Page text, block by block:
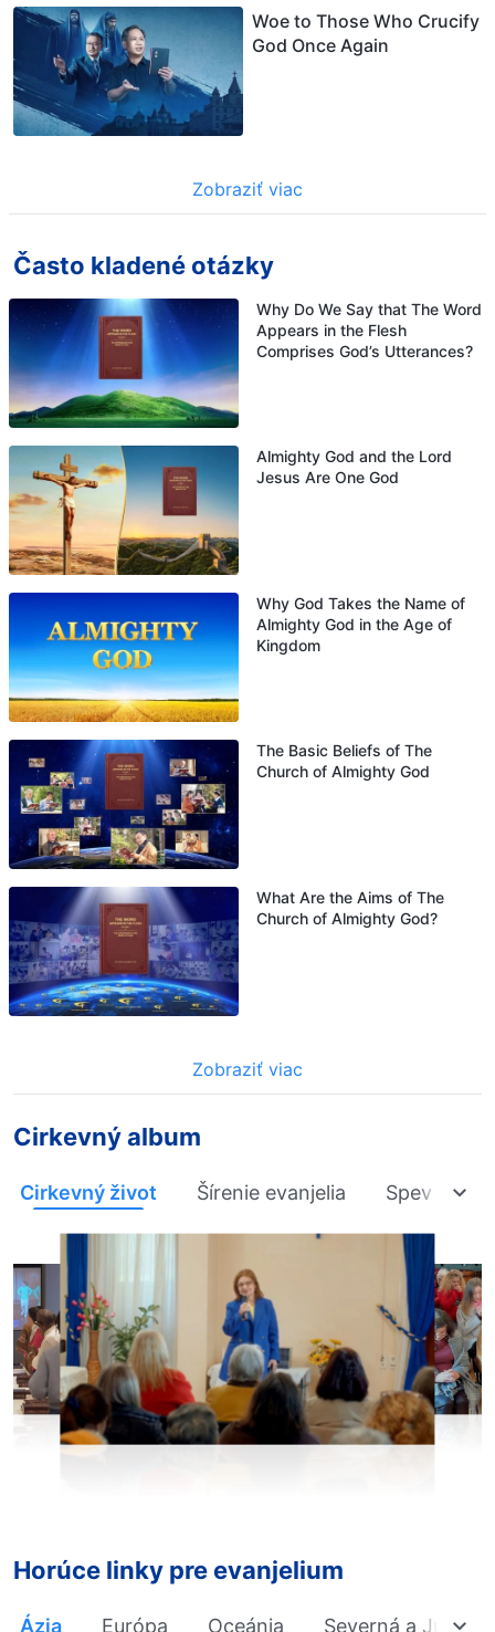
Woe to Those Who Crucify
God Once Again
Zobraziť viac
Často kladené otázky
Why Do We Say that The Word
Appears in the Flesh
Comprises God’s Utterances?
Almighty God and the Lord
Jesus Are One God
Why God Takes the Name of
Almighty God in the Age of
Kingdom
The Basic Beliefs of The
Church of Almighty God
What Are the Aims of The
Church of Almighty God?
Zobraziť viac
Cirkevný album
Cirkevný život Šírenie evanjelia Spev a
Horúce linky pre evanjelium
Ázia Európa Oceánia Severná a Južná